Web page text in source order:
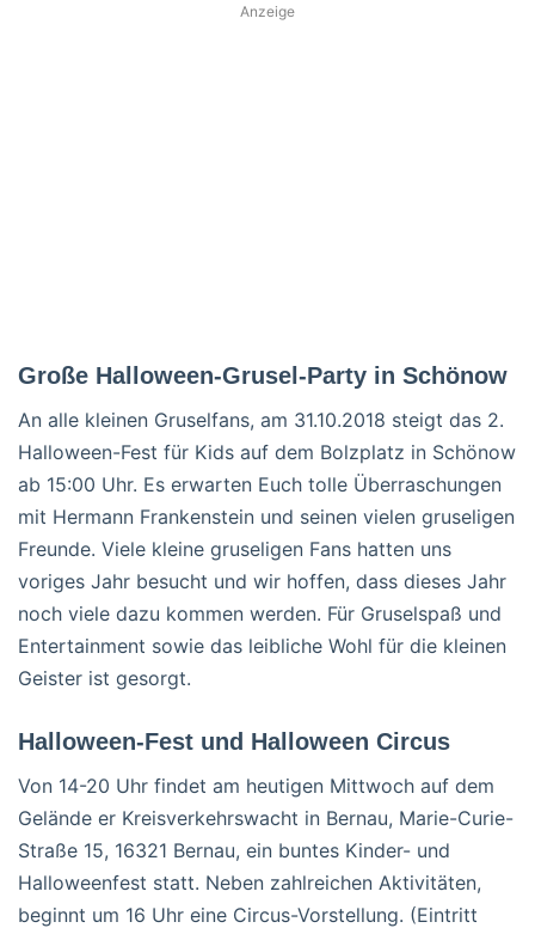
Anzeige
Große Halloween-Grusel-Party in Schönow
An alle kleinen Gruselfans, am 31.10.2018 steigt das 2.
Halloween-Fest für Kids auf dem Bolzplatz in Schönow
ab 15:00 Uhr. Es erwarten Euch tolle Überraschungen
mit Hermann Frankenstein und seinen vielen gruseligen
Freunde. Viele kleine gruseligen Fans hatten uns
voriges Jahr besucht und wir hoffen, dass dieses Jahr
noch viele dazu kommen werden. Für Gruselspaß und
Entertainment sowie das leibliche Wohl für die kleinen
Geister ist gesorgt.
Halloween-Fest und Halloween Circus
Von 14-20 Uhr findet am heutigen Mittwoch auf dem
Gelände er Kreisverkehrswacht in Bernau, Marie-Curie-
Straße 15, 16321 Bernau, ein buntes Kinder- und
Halloweenfest statt. Neben zahlreichen Aktivitäten,
beginnt um 16 Uhr eine Circus-Vorstellung. (Eintritt